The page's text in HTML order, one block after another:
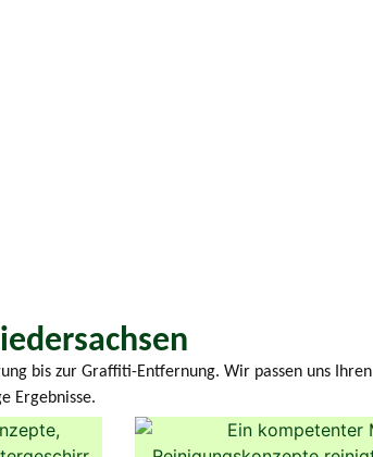
bis zur Graffiti-Entfernung. Wir passen uns Ihren
Ergebnisse.